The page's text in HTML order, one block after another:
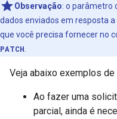
Observação: o parâmetro
dados enviados em resposta
que você precisa fornecer no
PATCH
Veja abaixo exemplos de
Ao fazer uma
parcial, ainda é